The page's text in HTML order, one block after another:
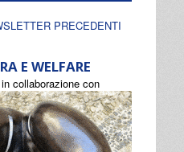
PRECEDENTI
E WELFARE
collaborazione con